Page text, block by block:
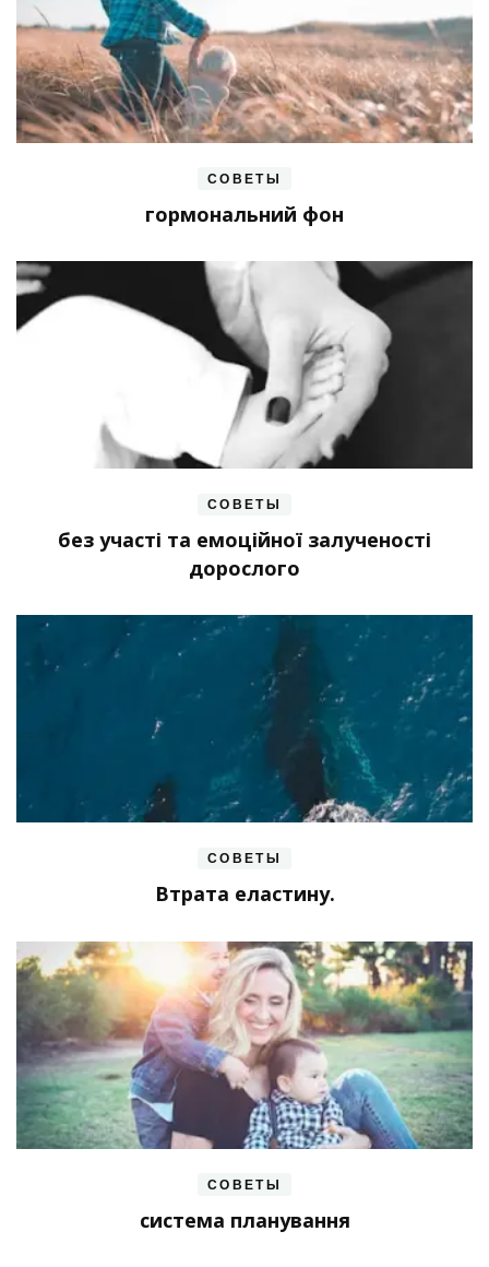
СОВЕТЫ
гормональний фон
СОВЕТЫ
без участі та емоційної залученості
дорослого
СОВЕТЫ
Втрата еластину.
СОВЕТЫ
система планування